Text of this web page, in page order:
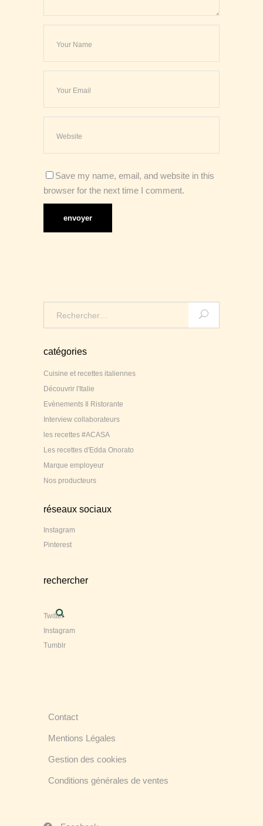
Save my name, email, and website in this
browser for the next time I comment.
catégories
Cuisine et recettes italiennes
Découvrir l'Italie
Evènements Il Ristorante
Interview collaborateurs
les recettes #ACASA
Les recettes d'Edda Onorato
Marque employeur
Nos producteurs
réseaux sociaux
Instagram
Pinterest
rechercher
Twitter
Instagram
Tumblr
Contact
Mentions Légales
Gestion des cookies
Conditions générales de ventes